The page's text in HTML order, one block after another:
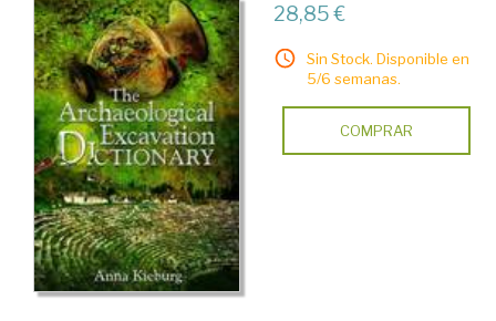
28,85 €
Sin Stock. Disponible en
5/6 semanas.
COMPRAR